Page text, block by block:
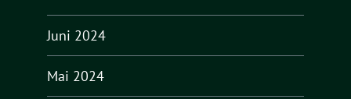
Juni 2024
Mai 2024